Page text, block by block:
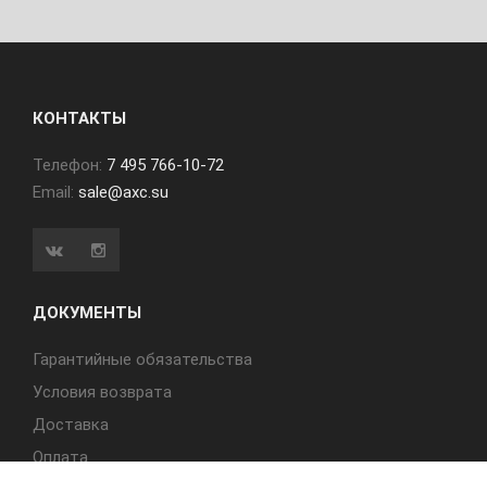
КОНТАКТЫ
Телефон: 7 495 766-10-72
Email: sale@axc.su
ДОКУМЕНТЫ
Гарантийные обязательства
Условия возврата
Доставка
Оплата